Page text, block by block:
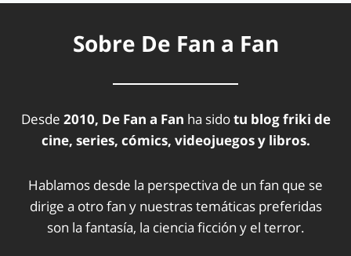
Sobre De Fan a Fan
Desde 2010, De Fan a Fan ha sidotu blog friki de
cine, series, cómics, videojuegos y libros.
Hablamos desde la perspectiva de un fan que se
dirige a otro fan y nuestras temáticas preferidas
son la fantasía, la ciencia ficción y el terror.